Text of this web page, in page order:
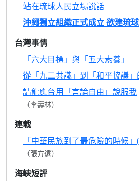
站在琉球人民立場說話
沖繩獨立組織正式成立 欲建琉
台灣事情
「六大目標」與「五大素養」
從「九二共識」到「和平協議
請龍應台用「言論自由」說服我
（李壽林）
連載
「中華民族到了最危險的時候
（張方遠）
海峽短評